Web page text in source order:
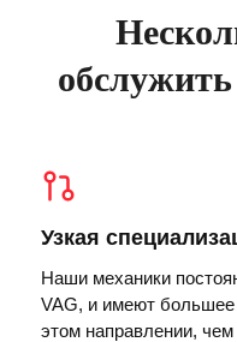
Узкая
Наши механики
VAG, и имеют
этом направлении, чем